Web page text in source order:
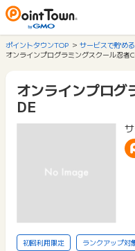
ポイントタウンTOP サービスで貯める
オンラインプログラミングスクール忍者
オンラインプログ
DE
初回利用限定 ランクアップ対